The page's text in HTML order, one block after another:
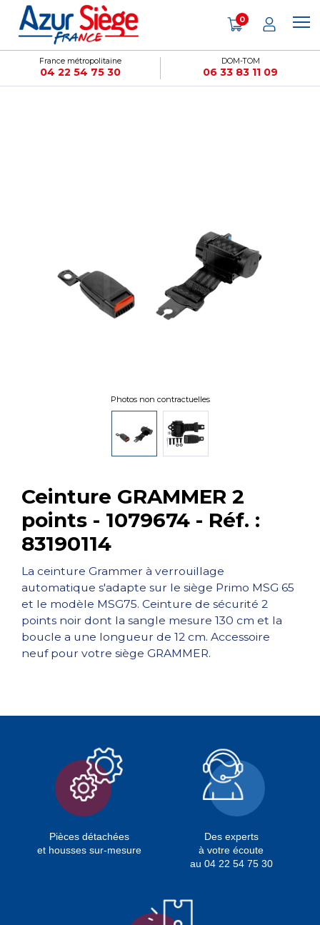
France métropolitaine
04 22 54 75 30
DOM-TOM
06 33 83 11 09
0
Ceinture GRAMMER 2
points - 1079674 - Réf. :
83190114
La ceinture Grammer à verrouillage
automatique s'adapte sur le siège Primo MSG 65
et le modèle MSG75. Ceinture de sécurité 2
points noir dont la sangle mesure 130 cm et la
boucle a une longueur de 12 cm. Accessoire
neuf pour votre siège GRAMMER.
Photos non contractuelles
Pièces détachées
et housses sur-mesure
Des experts
à votre écoute
au 04 22 54 75 30
Panneau de gestion des cookies